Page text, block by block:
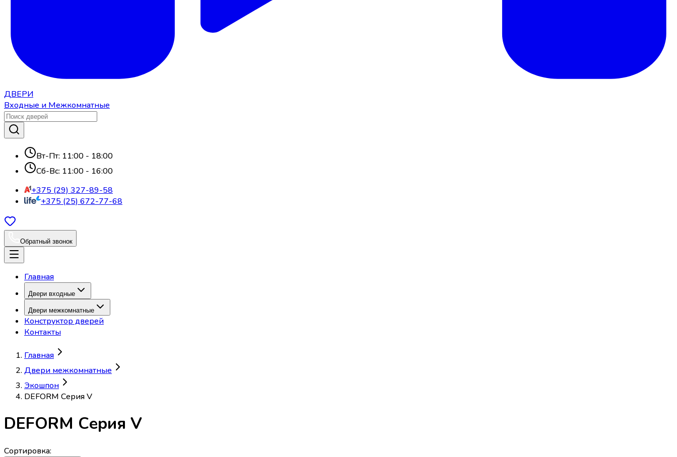
ДВЕРИ
Входные и Межкомнатные
Вт-Пт: 11:00 - 18:00
Сб-Вс: 11:00 - 16:00
+375 (29) 327-89-58
+375 (25) 672-77-68
Обратный звонок
Главная
Двери входные
Двери межкомнатные
Конструктор дверей
Контакты
Главная
Двери межкомнатные
Экошпон
DEFORM Серия V
DEFORM Серия V
Сортировка: